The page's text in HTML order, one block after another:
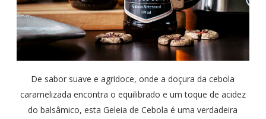
De sabor suave e agridoce, onde a doçura da cebola
caramelizada encontra o equilibrado e um toque de acidez
do balsâmico, esta Geleia de Cebola é uma verdadeira